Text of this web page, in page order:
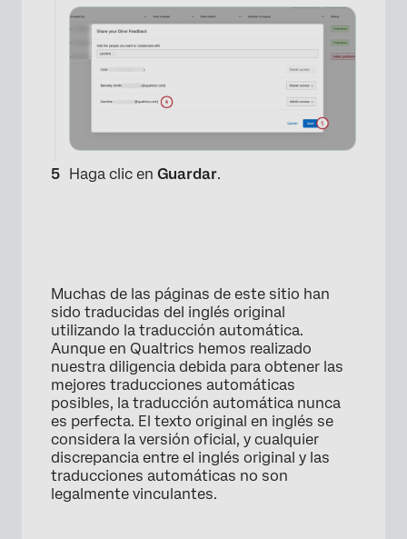
Haga clic en Guardar.
Muchas de las páginas de este sitio han
sido traducidas del inglés original
utilizando la traducción automática.
Aunque en Qualtrics hemos realizado
nuestra diligencia debida para obtener las
mejores traducciones automáticas
posibles, la traducción automática nunca
es perfecta. El texto original en inglés se
considera la versión oficial, y cualquier
discrepancia entre el inglés original y las
traducciones automáticas no son
legalmente vinculantes.